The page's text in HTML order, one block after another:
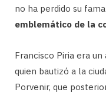
no ha perdido su
emblemático de la
Francisco Piria era
quien bautizó a la
Porvenir, que